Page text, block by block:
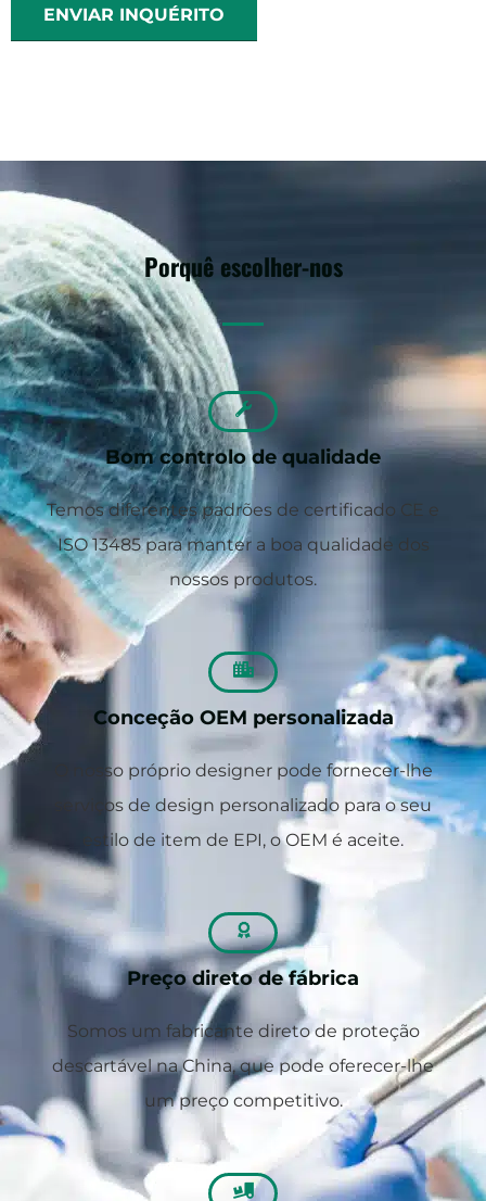
ENVIAR INQUÉRITO
Porquê escolher-nos
Bom controlo de qualidade
Temos diferentes padrões de certificado CE e
ISO 13485 para manter a boa qualidade dos
nossos produtos.
Conceção OEM personalizada
O nosso próprio designer pode fornecer-lhe
serviços de design personalizado para o seu
estilo de item de EPI, o OEM é aceite.
Preço direto de fábrica
Somos um fabricante direto de proteção
descartável na China, que pode oferecer-lhe
um preço competitivo.